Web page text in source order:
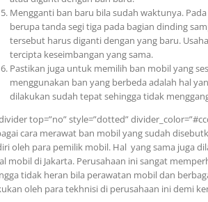
Mengganti ban baru bila sudah waktunya.
berupa tanda segi tiga pada bagian dinding
tersebut harus diganti dengan yang baru.
tercipta keseimbangan yang sama.
Pastikan juga untuk memilih ban mobil yang
menggunakan ban yang berbeda adalah hal
dilakukan sudah tepat sehingga tidak
top=”no” style=”dotted”
cara merawat ban mobil yang sudah
oleh para pemilik mobil. Hal yang sama juga
mobil di Jakarta. Perusahaan ini sangat
tidak heran bila perawatan mobil dan
oleh para tekhnisi di perusahaan ini demi